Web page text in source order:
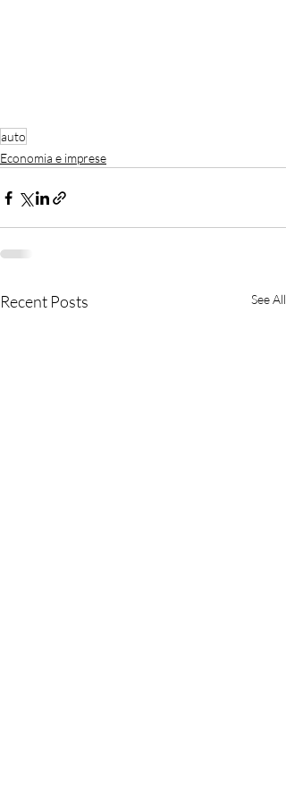
auto
Economia e imprese
Recent Posts See All